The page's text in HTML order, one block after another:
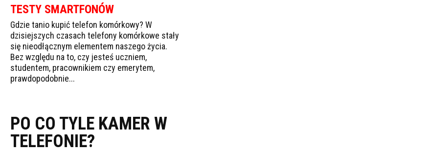
TESTY SMARTFONÓW
Gdzie tanio kupić telefon komórkowy? W
dzisiejszych czasach telefony komórkowe stały
się nieodłącznym elementem naszego życia.
Bez względu na to, czy jesteś uczniem,
studentem, pracownikiem czy emerytem,
prawdopodobnie...
PO CO TYLE KAMER W
TELEFONIE?